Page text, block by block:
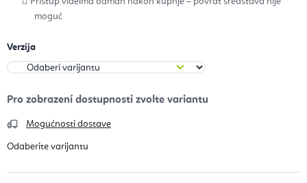
moguć
Verzija
Mogućnosti dostave